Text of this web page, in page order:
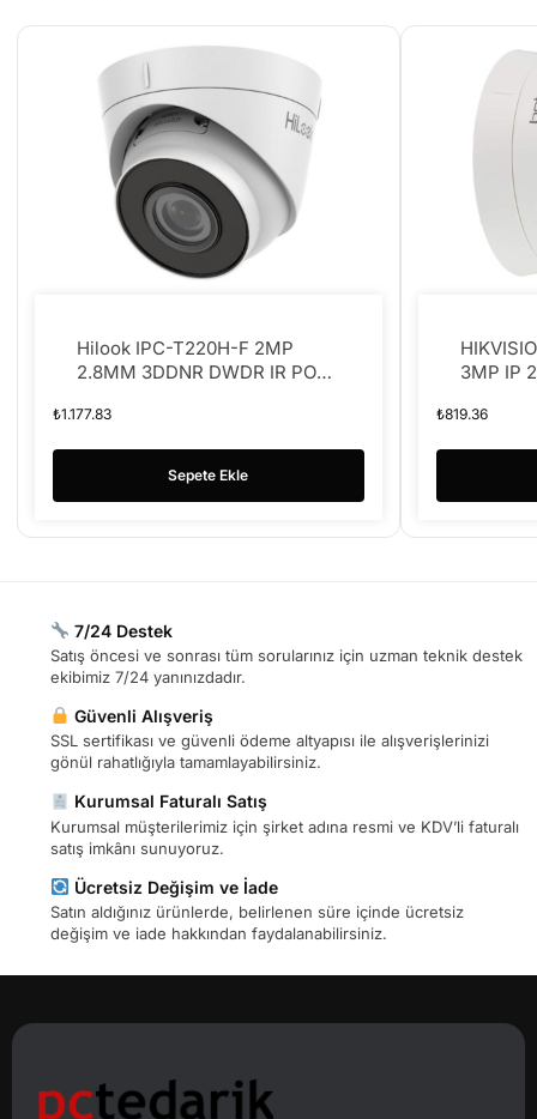
Hilook IPC-T220H-F 2MP
2.8MM 3DDNR DWDR IR POE
₺1.177.83
Sepete Ekle
3MP IP
₺819.36
7/24 Destek
Satış öncesi ve sonrası tüm sorularınız için uzman teknik destek
ekibimiz 7/24 yanınızdadır.
Güvenli Alışveriş
SSL sertifikası ve güvenli ödeme altyapısı ile alışverişlerinizi
gönül rahatlığıyla tamamlayabilirsiniz.
Kurumsal Faturalı Satış
Kurumsal müşterilerimiz için şirket adına resmi ve KDV’li faturalı
satış imkânı sunuyoruz.
Ücretsiz Değişim ve İade
Satın aldığınız ürünlerde, belirlenen süre içinde ücretsiz
değişim ve iade hakkından faydalanabilirsiniz.